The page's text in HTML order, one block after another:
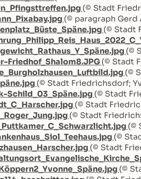
(© Stadt
(© paragraph Gerd
(© Stadt
(©
Friedhof_Shalom8.JPG(© Stadt
(©
(© Stadt Friedrichsdorf;
Schild_03_Späne.jpg (© Stadt
(© Stadt
(© Stadt
(©
(©
(© Stadt
(©